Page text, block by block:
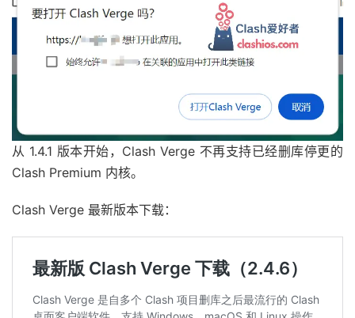
从 1.4.1 版本开始，Clash Verge 不再支持已经删库停更的
Clash Premium 内核。
Clash Verge 最新版本下载：